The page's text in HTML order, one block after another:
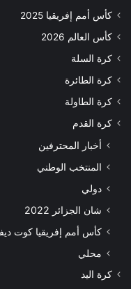
كأس أمم إفريقيا 2025
كأس العالم 2026
كرة السلة
كرة الطائرة
كرة الطاولة
كرة القدم
أخبار المحترفين
المنتخب الوطني
دولي
شان الجزائر 2022
كأس أمم إفريقيا كوت ديفوار
محلي
كرة اليد